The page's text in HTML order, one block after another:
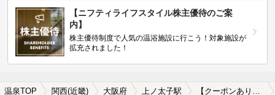
【ニフティライフスタイル株主優待のご案
内】
株主優待制度で人気の温浴施設に行こう！対象施設が
拡充されました！
温泉TOP 関西(近畿) 大阪府 上ノ太子駅